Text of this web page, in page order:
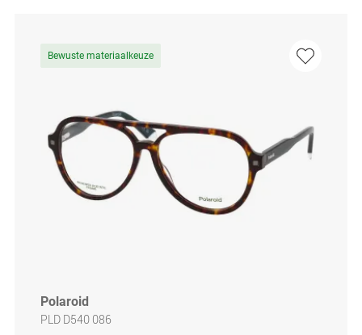
Bewuste materiaalkeuze
Polaroid
PLD D540 086